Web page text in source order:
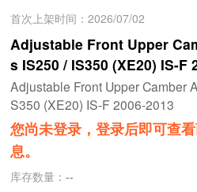
首次上架时间：2026/07/02
Adjustable Front Upper
s IS250 / IS350 (XE20) IS-F
Adjustable Front Upper Camber
S350 (XE20) IS-F 2006-2013
您尚未登录，登录后即可查
息。
库存数量：--